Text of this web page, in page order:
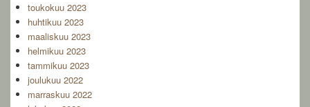
toukokuu 2023
huhtikuu 2023
maaliskuu 2023
helmikuu 2023
tammikuu 2023
joulukuu 2022
marraskuu 2022